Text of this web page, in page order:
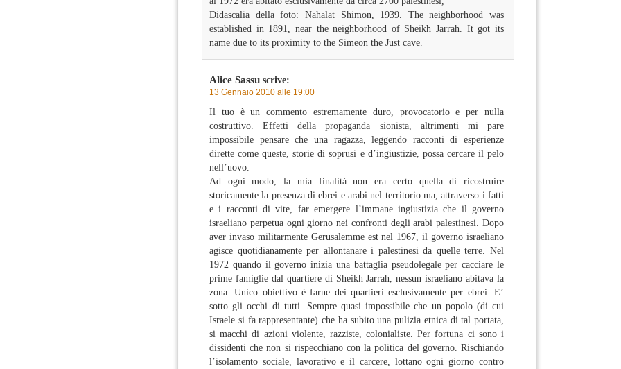
Didascalia della foto: Nahalat Shimon, 1939. The neighborhood was
established in 1891, near the neighborhood of Sheikh Jarrah. It got its
name due to its proximity to the Simeon the Just cave.
Alice Sassu scrive:
13 Gennaio 2010 alle 19:00
Il tuo è un commento estremamente duro, provocatorio e per nulla
costruttivo. Effetti della propaganda sionista, altrimenti mi pare
impossibile pensare che una ragazza, leggendo racconti di esperienze
dirette come queste, storie di soprusi e d’ingiustizie, possa cercare il pelo
nell’uovo.
Ad ogni modo, la mia finalità non era certo quella di ricostruire
storicamente la presenza di ebrei e arabi nel territorio ma, attraverso i fatti
e i racconti di vite, far emergere l’immane ingiustizia che il governo
israeliano perpetua ogni giorno nei confronti degli arabi palestinesi. Dopo
aver invaso militarmente Gerusalemme est nel 1967, il governo israeliano
agisce quotidianamente per allontanare i palestinesi da quelle terre. Nel
1972 quando il governo inizia una battaglia pseudolegale per cacciare le
prime famiglie dal quartiere di Sheikh Jarrah, nessun israeliano abitava la
zona. Unico obiettivo è farne dei quartieri esclusivamente per ebrei. E’
sotto gli occhi di tutti. Sempre quasi impossibile che un popolo (di cui
Israele si fa rappresentante) che ha subito una pulizia etnica di tal portata,
si macchi di azioni violente, razziste, colonialiste. Per fortuna ci sono i
dissidenti che non si rispecchiano con la politica del governo. Rischiando
l’isolamento sociale, lavorativo e il carcere, lottano ogni giorno contro